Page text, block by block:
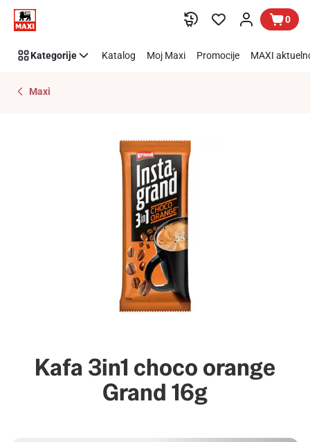
Preskoči link 0
Kategorije Katalog Moj Maxi Promocije MAXI
Maxi
Kafa 3in1 choco orange
Grand 16g